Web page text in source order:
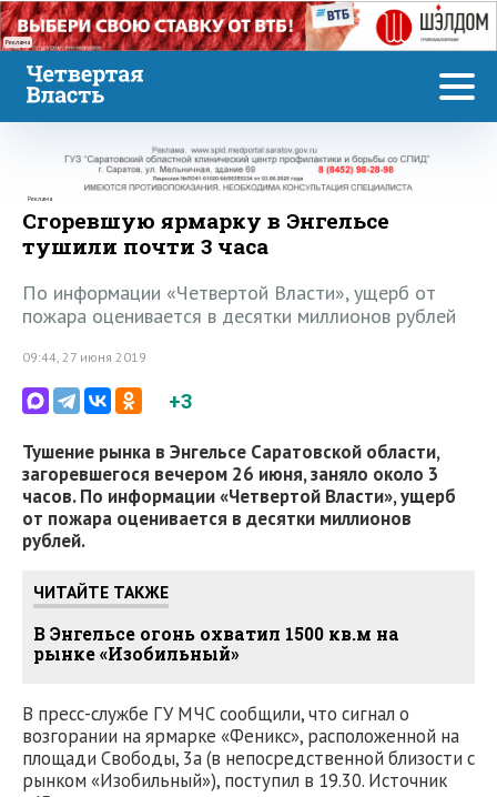
Реклама
Реклама
Сгоревшую ярмарку в Энгельсе
тушили почти 3 часа
По информации «Четвертой Власти», ущерб от
пожара оценивается в десятки миллионов рублей
09:44, 27 июня 2019
+3
Тушение рынка в Энгельсе Саратовской области,
загоревшегося вечером 26 июня, заняло около 3
часов. По информации «Четвертой Власти», ущерб
от пожара оценивается в десятки миллионов
рублей.
ЧИТАЙТЕ ТАКЖЕ
В Энгельсе огонь охватил 1500 кв.м на
рынке «Изобильный»
В пресс-службе ГУ МЧС сообщили, что сигнал о
возгорании на ярмарке «Феникс», расположенной на
площади Свободы, 3а (в непосредственной близости с
рынком «Изобильный»), поступил в 19.30. Источник